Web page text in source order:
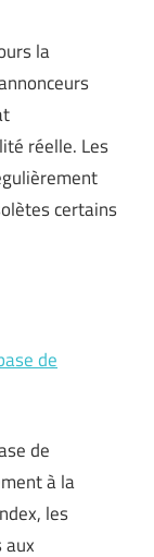
la
réelle. Les
certains
de
de
à la
les
aux